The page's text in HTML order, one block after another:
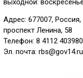
выходной: воскресенье
Адрес: 677007, Россия,
проспект Ленина, 58
Телефон: 8 4112
Эл. почта: rbs@gov14.ru